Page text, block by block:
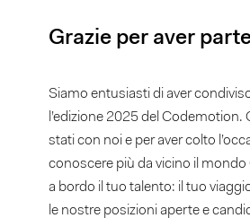
Grazie per aver
Siamo entusiasti di aver
l’edizione 2025 del Codemotion.
stati con noi e per aver colto
conoscere più da vicino il mondo
a bordo il tuo talento: il tuo
le nostre posizioni aperte e